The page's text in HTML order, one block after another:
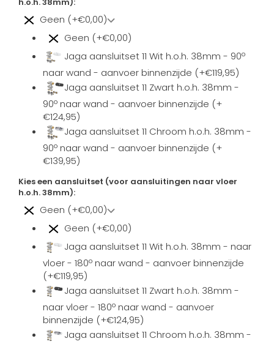
Geen (+€0,00)
Geen (+€0,00)
Jaga aansluitset 11 Wit h.o.h. 38mm - 90º
naar wand - aanvoer binnenzijde (+€119,95)
Jaga aansluitset 11 Zwart h.o.h. 38mm -
90º naar wand - aanvoer binnenzijde (+
€124,95)
Jaga aansluitset 11 Chroom h.o.h. 38mm -
90º naar wand - aanvoer binnenzijde (+
€139,95)
Kies een aansluitset (voor aansluitingen naar vloer
h.o.h. 38mm):
Geen (+€0,00)
Geen (+€0,00)
Jaga aansluitset 11 Wit h.o.h. 38mm - naar
vloer - 180º naar wand - aanvoer binnenzijde
(+€119,95)
Jaga aansluitset 11 Zwart h.o.h. 38mm -
naar vloer - 180º naar wand - aanvoer
binnenzijde (+€124,95)
Jaga aansluitset 11 Chroom h.o.h. 38mm -